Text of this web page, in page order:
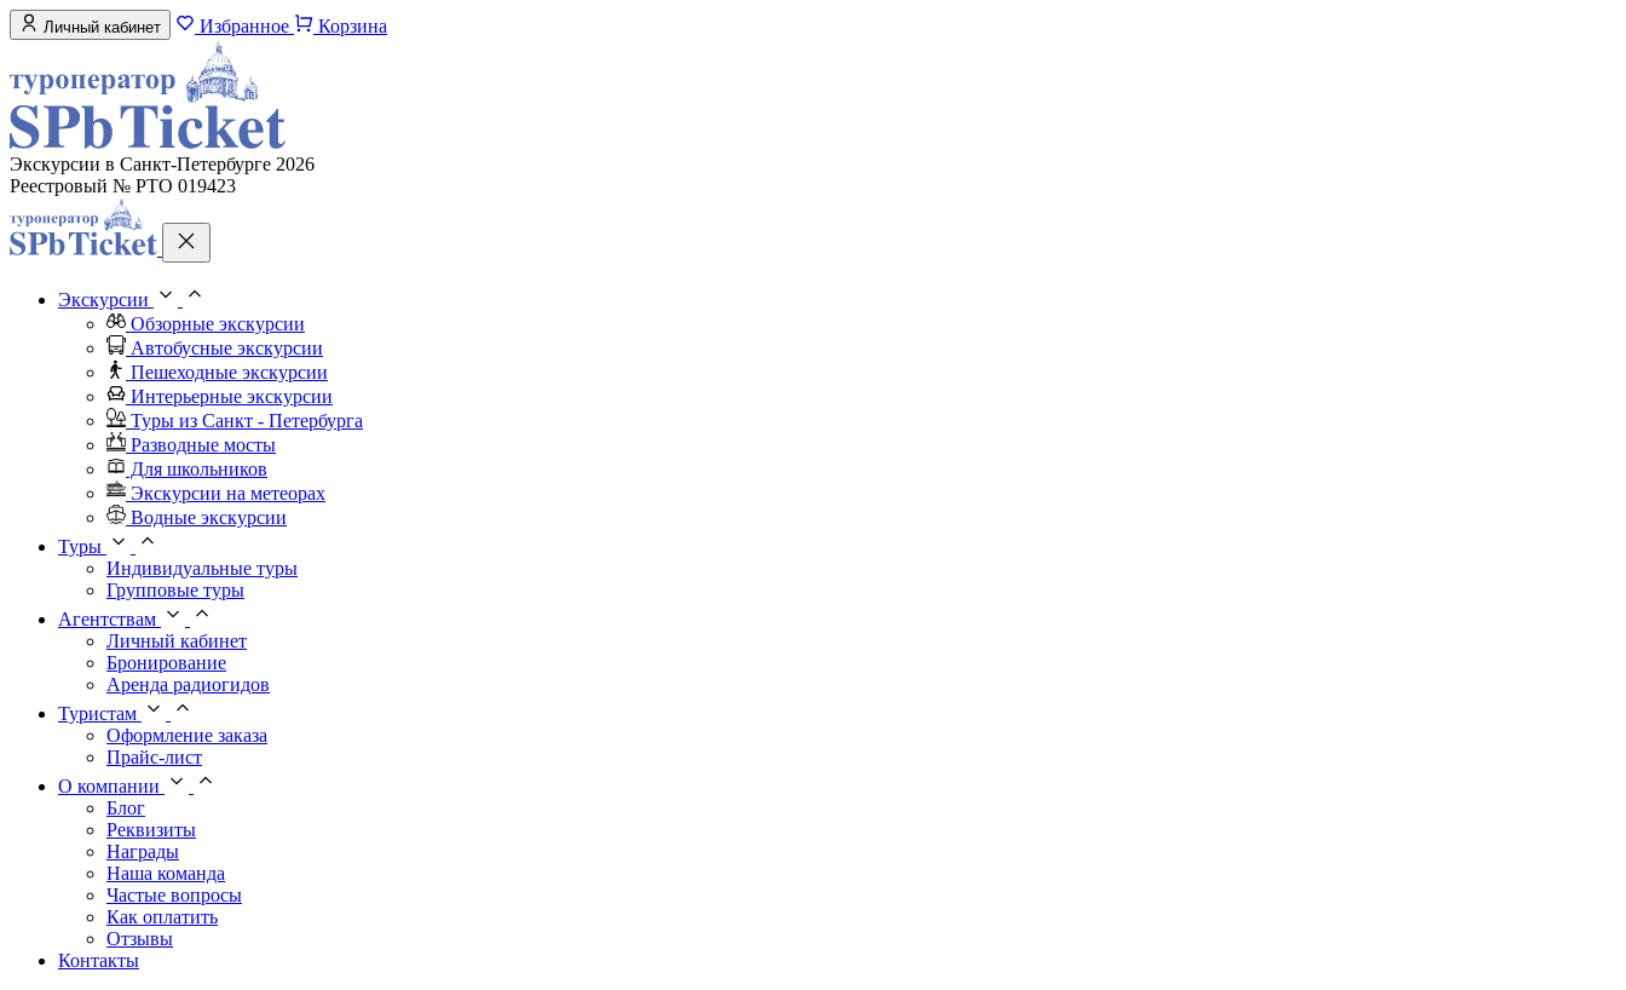
Личный кабинет Избранное Корзина
Экскурсии в Санкт-Петербурге 2026
Реестровый № РТО 019423
Экскурсии
Обзорные экскурсии
Автобусные экскурсии
Пешеходные экскурсии
Интерьерные экскурсии
Туры из Санкт - Петербурга
Разводные мосты
Для школьников
Экскурсии на метеорах
Водные экскурсии
Туры
Индивидуальные туры
Групповые туры
Агентствам
Личный кабинет
Бронирование
Аренда радиогидов
Туристам
Оформление заказа
Прайс-лист
О компании
Блог
Реквизиты
Награды
Наша команда
Частые вопросы
Как оплатить
Отзывы
Контакты